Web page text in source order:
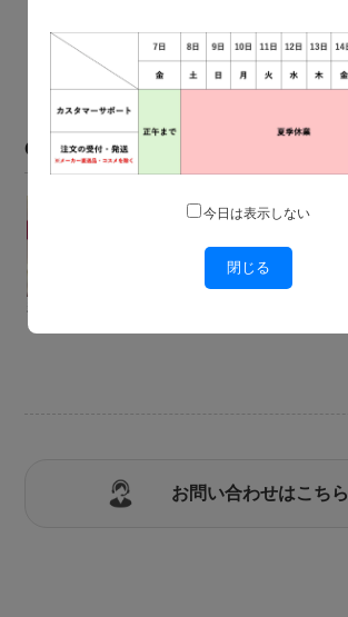
￥1,980(税込)
CAMPAIGN
る500ポイントプレゼント！
お問い合わせはこちら
今日は表示しない
閉じる